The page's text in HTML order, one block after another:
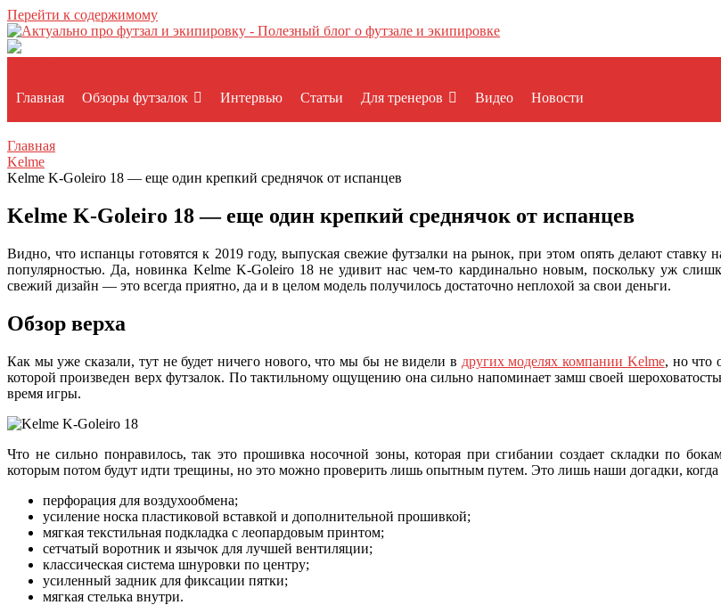
Перейти к содержимому
Главная Обзоры футзалок Интервью Статьи Для тренеров Видео Новости
Главная
Kelme
Kelme K-Goleiro 18 — еще один крепкий среднячок от испанцев
Kelme K-Goleiro 18 — еще один крепкий среднячок от испанцев
Видно, что испанцы готовятся к 2019 году, выпуская свежие футзалки на рынок, при этом опять делают ставку
популярностью. Да, новинка Kelme K-Goleiro 18 не удивит нас чем-то кардинально новым, поскольку уж
свежий дизайн — это всегда приятно, да и в целом модель получилось достаточно неплохой за свои деньги.
Обзор верха
Как мы уже сказали, тут не будет ничего нового, что мы бы не видели в других моделях компании Kelme, но что
которой произведен верх футзалок. По тактильному ощущению она сильно напоминает замш своей
время игры.
Что не сильно понравилось, так это прошивка носочной зоны, которая при сгибании создает складки по
которым потом будут идти трещины, но это можно проверить лишь опытным путем. Это лишь наши догадки,
перфорация для воздухообмена;
усиление носка пластиковой вставкой и дополнительной прошивкой;
мягкая текстильная подкладка с леопардовым принтом;
сетчатый воротник и язычок для лучшей вентиляции;
классическая система шнуровки по центру;
усиленный задник для фиксации пятки;
мягкая стелька внутри.